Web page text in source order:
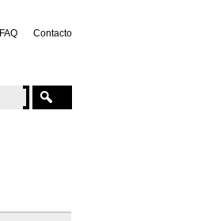
FAQ Contacto